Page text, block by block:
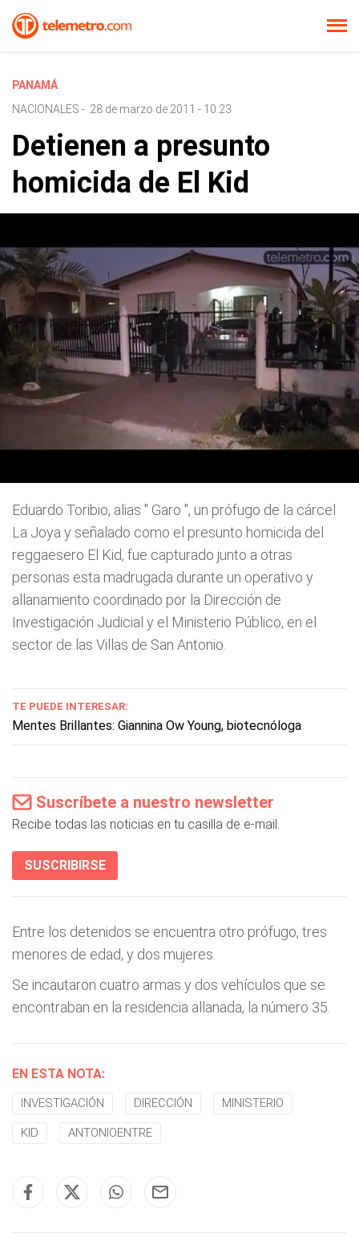
PANAMÁ
NACIONALES - 28 de marzo de 2011 - 10:23
Detienen a presunto
homicida de El Kid
Eduardo Toribio, alias " Garo ", un prófugo de la cárcel
La Joya y señalado como el presunto homicida del
reggaesero El Kid, fue capturado junto a otras
personas esta madrugada durante un operativo y
allanamiento coordinado por la Dirección de
Investigación Judicial y el Ministerio Público, en el
sector de las Villas de San Antonio.
TE PUEDE INTERESAR:
Mentes Brillantes: Giannina Ow Young, biotecnóloga
Suscríbete a nuestro newsletter
Recibe todas las noticias en tu casilla de e-mail.
SUSCRIBIRSE
Entre los detenidos se encuentra otro prófugo, tres
menores de edad, y dos mujeres.
Se incautaron cuatro armas y dos vehículos que se
encontraban en la residencia allanada, la número 35.
EN ESTA NOTA:
INVESTIGACIÓN DIRECCIÓN MINISTERIO
KID ANTONIOENTRE